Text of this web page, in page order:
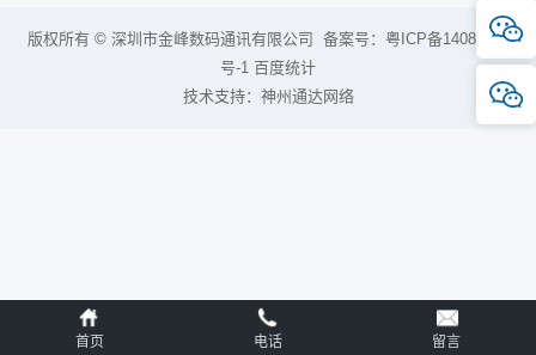
版权所有 © 深圳市金峰数码通讯有限公司 备案号： 粤ICP备14082250
号-1 百度统计
技术支持： 神州通达网络
首页 电话 留言